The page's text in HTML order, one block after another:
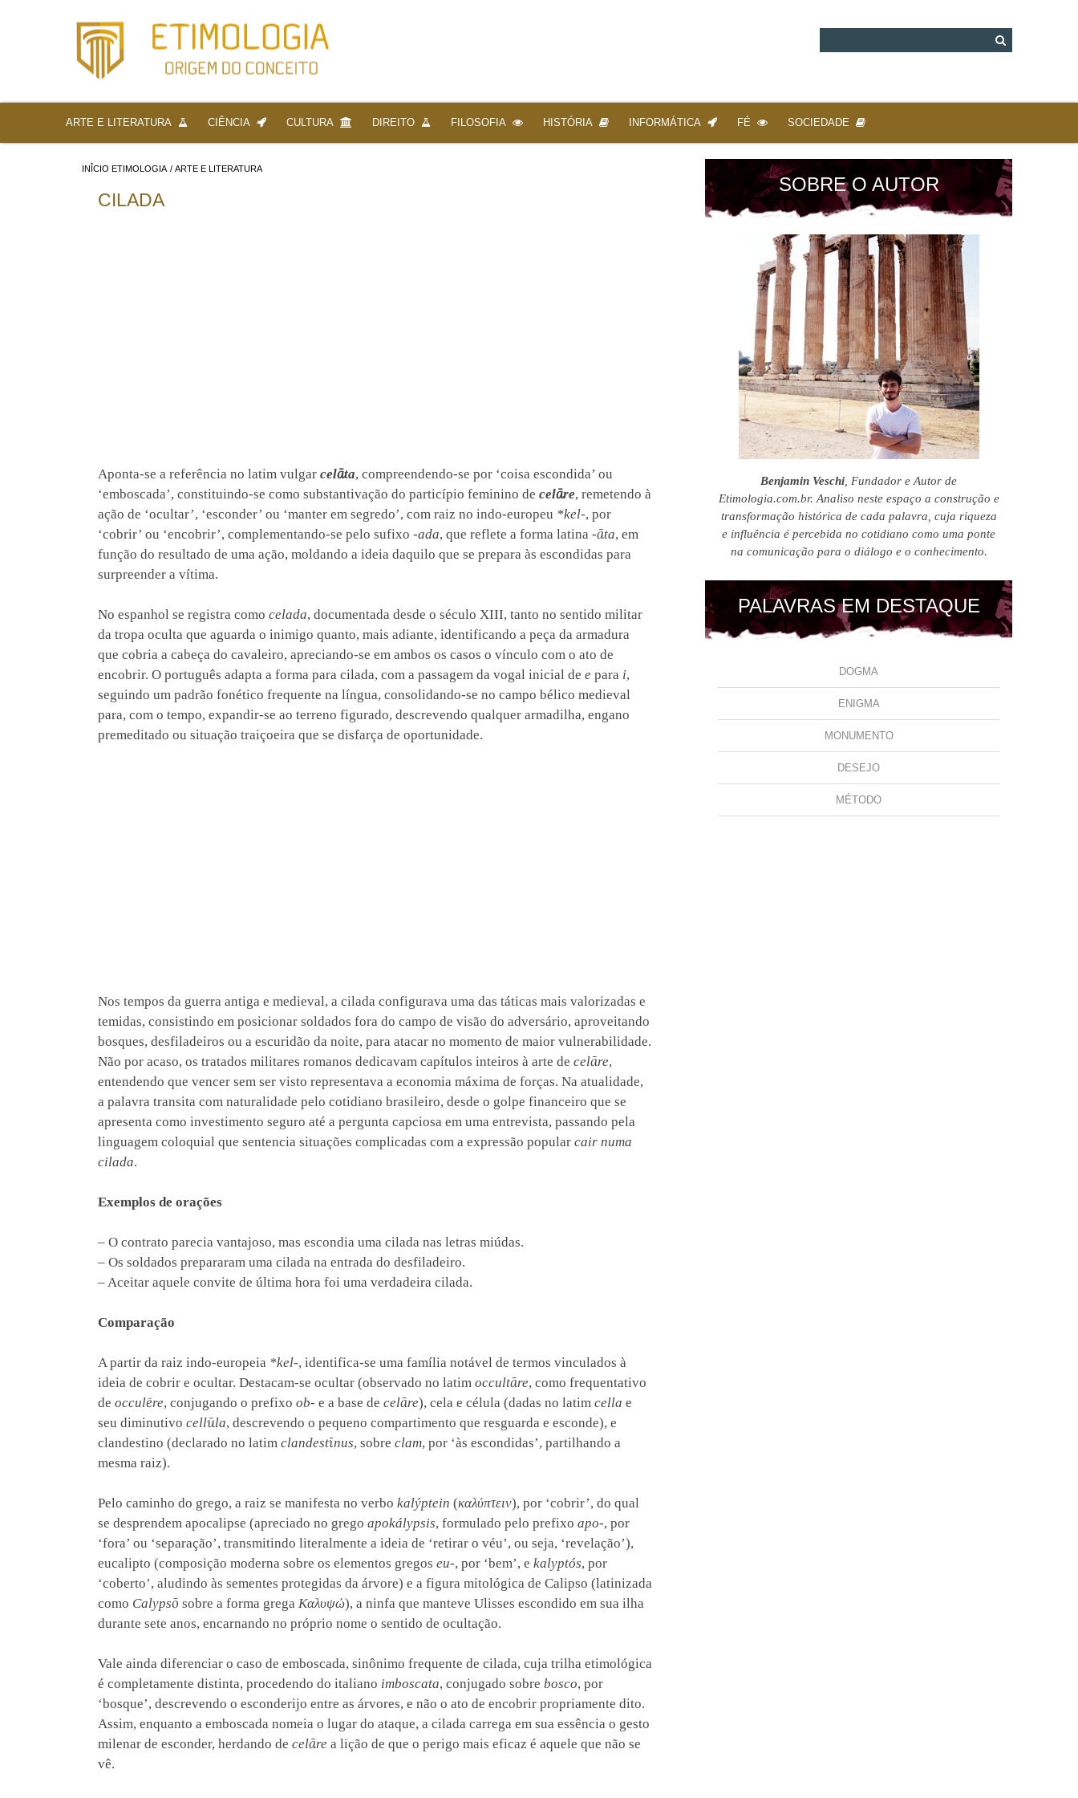
ARTE E LITERATURA CIÊNCIA CULTURA DIREITO FILOSOFIA HISTÓRIA INFORMÁTICA FÉ SOCIEDADE
INÎCIO ETIMOLOGIA / ARTE E LITERATURA
CILADA
Aponta-se a referência no latim vulgar celāta, compreendendo-se por ‘coisa escondida’ ou
‘emboscada’, constituindo-se como substantivação do particípio feminino de celāre, remetendo à
ação de ‘ocultar’, ‘esconder’ ou ‘manter em segredo’, com raiz no indo-europeu *kel-, por
‘cobrir’ ou ‘encobrir’, complementando-se pelo sufixo -ada, que reflete a forma latina -āta, em
função do resultado de uma ação, moldando a ideia daquilo que se prepara às escondidas para
surpreender a vítima.
No espanhol se registra como celada, documentada desde o século XIII, tanto no sentido militar
da tropa oculta que aguarda o inimigo quanto, mais adiante, identificando a peça da armadura
que cobria a cabeça do cavaleiro, apreciando-se em ambos os casos o vínculo com o ato de
encobrir. O português adapta a forma para cilada, com a passagem da vogal inicial de e para i,
seguindo um padrão fonético frequente na língua, consolidando-se no campo bélico medieval
para, com o tempo, expandir-se ao terreno figurado, descrevendo qualquer armadilha, engano
premeditado ou situação traiçoeira que se disfarça de oportunidade.
Nos tempos da guerra antiga e medieval, a cilada configurava uma das táticas mais valorizadas e
temidas, consistindo em posicionar soldados fora do campo de visão do adversário, aproveitando
bosques, desfiladeiros ou a escuridão da noite, para atacar no momento de maior vulnerabilidade.
Não por acaso, os tratados militares romanos dedicavam capítulos inteiros à arte de celāre,
entendendo que vencer sem ser visto representava a economia máxima de forças. Na atualidade,
a palavra transita com naturalidade pelo cotidiano brasileiro, desde o golpe financeiro que se
apresenta como investimento seguro até a pergunta capciosa em uma entrevista, passando pela
linguagem coloquial que sentencia situações complicadas com a expressão popular cair numa
cilada.
Exemplos de orações
– O contrato parecia vantajoso, mas escondia uma cilada nas letras miúdas.
– Os soldados prepararam uma cilada na entrada do desfiladeiro.
– Aceitar aquele convite de última hora foi uma verdadeira cilada.
Comparação
A partir da raiz indo-europeia *kel-, identifica-se uma família notável de termos vinculados à
ideia de cobrir e ocultar. Destacam-se ocultar (observado no latim occultāre, como frequentativo
de occulĕre, conjugando o prefixo ob- e a base de celāre), cela e célula (dadas no latim cella e
seu diminutivo cellŭla, descrevendo o pequeno compartimento que resguarda e esconde), e
clandestino (declarado no latim clandestīnus, sobre clam, por ‘às escondidas’, partilhando a
mesma raiz).
Pelo caminho do grego, a raiz se manifesta no verbo kalýptein (καλύπτειν), por ‘cobrir’, do qual
se desprendem apocalipse (apreciado no grego apokálypsis, formulado pelo prefixo apo-, por
‘fora’ ou ‘separação’, transmitindo literalmente a ideia de ‘retirar o véu’, ou seja, ‘revelação’),
eucalipto (composição moderna sobre os elementos gregos eu-, por ‘bem’, e kalyptós, por
‘coberto’, aludindo às sementes protegidas da árvore) e a figura mitológica de Calipso (latinizada
como Calypsō sobre a forma grega Καλυψώ), a ninfa que manteve Ulisses escondido em sua ilha
durante sete anos, encarnando no próprio nome o sentido de ocultação.
Vale ainda diferenciar o caso de emboscada, sinônimo frequente de cilada, cuja trilha etimológica
é completamente distinta, procedendo do italiano imboscata, conjugado sobre bosco, por
‘bosque’, descrevendo o esconderijo entre as árvores, e não o ato de encobrir propriamente dito.
Assim, enquanto a emboscada nomeia o lugar do ataque, a cilada carrega em sua essência o gesto
milenar de esconder, herdando de celāre a lição de que o perigo mais eficaz é aquele que não se
vê.
SOBRE O AUTOR
Benjamin Veschi , Fundador e Autor de
Etimologia.com.br. Analiso neste espaço a construção e
transformação histórica de cada palavra, cuja riqueza
e influência é percebida no cotidiano como uma ponte
na comunicação para o diálogo e o conhecimento.
PALAVRAS EM DESTAQUE
DOGMA
ENIGMA
MONUMENTO
DESEJO
MÉTODO